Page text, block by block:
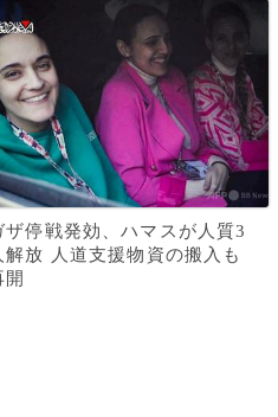
ザ停戦発効、ハマスが人質3
解放 人道支援物資の搬入も
開